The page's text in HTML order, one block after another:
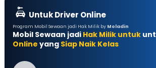
Untuk Driver Online
Program Mobil Sewaan jadi Hak Milik by Moladin
Mobil Sewaan jadi Hak Milik untuk
Online yang Siap Naik Kelas